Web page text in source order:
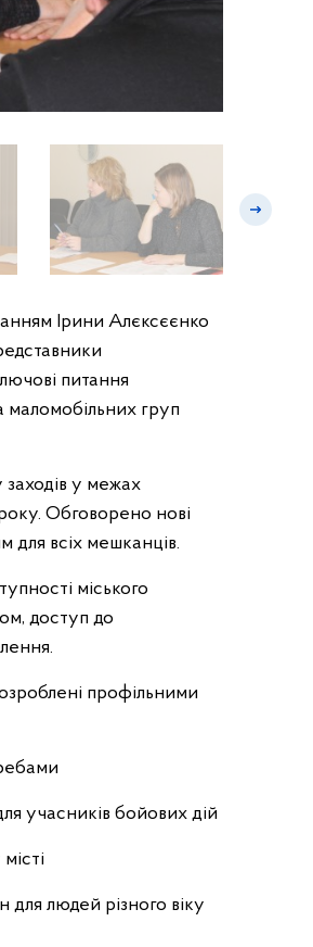
Ірини Алєксєєнко
питання
маломобільних груп
заходів у межах
Обговорено нові
для всіх мешканців.
міського
доступ до
профільними
учасників бойових дій
людей різного віку